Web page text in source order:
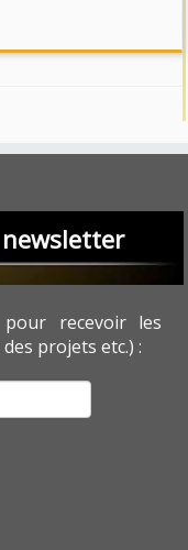
recevoir les
projets etc.) :